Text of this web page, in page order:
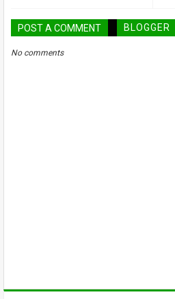
POST A COMMENT BLOGGER
No comments